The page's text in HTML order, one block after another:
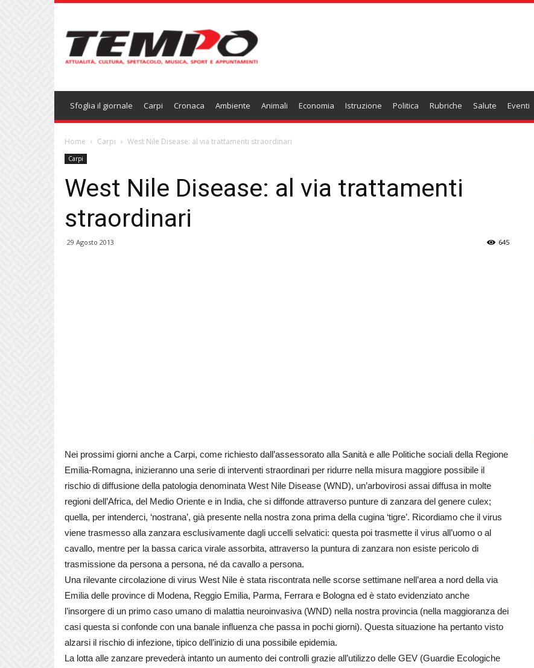
Sfoglia il giornale Carpi Cronaca Ambiente Animali Economia Istruzione Politica Rubriche Salute Eventi
Home Carpi West Nile Disease: al via trattamenti straordinari
Carpi
West Nile Disease: al via trattamenti
straordinari
29 Agosto 2013 645
Nei prossimi giorni anche a Carpi, come richiesto dall’assessorato alla Sanità e alle Politiche sociali della Regione
Emilia-Romagna, inizieranno una serie di interventi straordinari per ridurre nella misura maggiore possibile il
rischio di diffusione della patologia denominata West Nile Disease (WND), un’arbovirosi assai diffusa in molte
regioni dell’Africa, del Medio Oriente e in India, che si diffonde attraverso punture di zanzara del genere culex;
quella, per intenderci, ‘nostrana’, già presente nella nostra zona prima della cugina ‘tigre’. Ricordiamo che il virus
viene trasmesso alla zanzara esclusivamente dagli uccelli selvatici: questa poi trasmette il virus all’uomo o al
cavallo, mentre per la bassa carica virale assorbita, attraverso la puntura di zanzara non esiste pericolo di
trasmissione da persona a persona, né da cavallo a persona.
Una rilevante circolazione di virus West Nile è stata riscontrata nelle scorse settimane nell’area a nord della via
Emilia delle province di Modena, Reggio Emilia, Parma, Ferrara e Bologna ed è stato evidenziato anche
l’insorgere di un primo caso umano di malattia neuroinvasiva (WND) nella nostra provincia (nella maggioranza dei
casi questa si confonde con una banale influenza che passa in pochi giorni). Questa situazione ha pertanto visto
alzarsi il rischio di infezione, tipico dell’inizio di una possibile epidemia.
La lotta alle zanzare prevederà intanto un aumento dei controlli grazie all’utilizzo delle GEV (Guardie Ecologiche